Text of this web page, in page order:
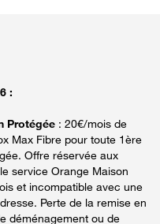
:
Protégée : 20€/mois de
Max Fibre pour toute 1ère
Offre réservée aux
service Orange Maison
et incompatible avec une
Perte de la remise en
déménagement ou de